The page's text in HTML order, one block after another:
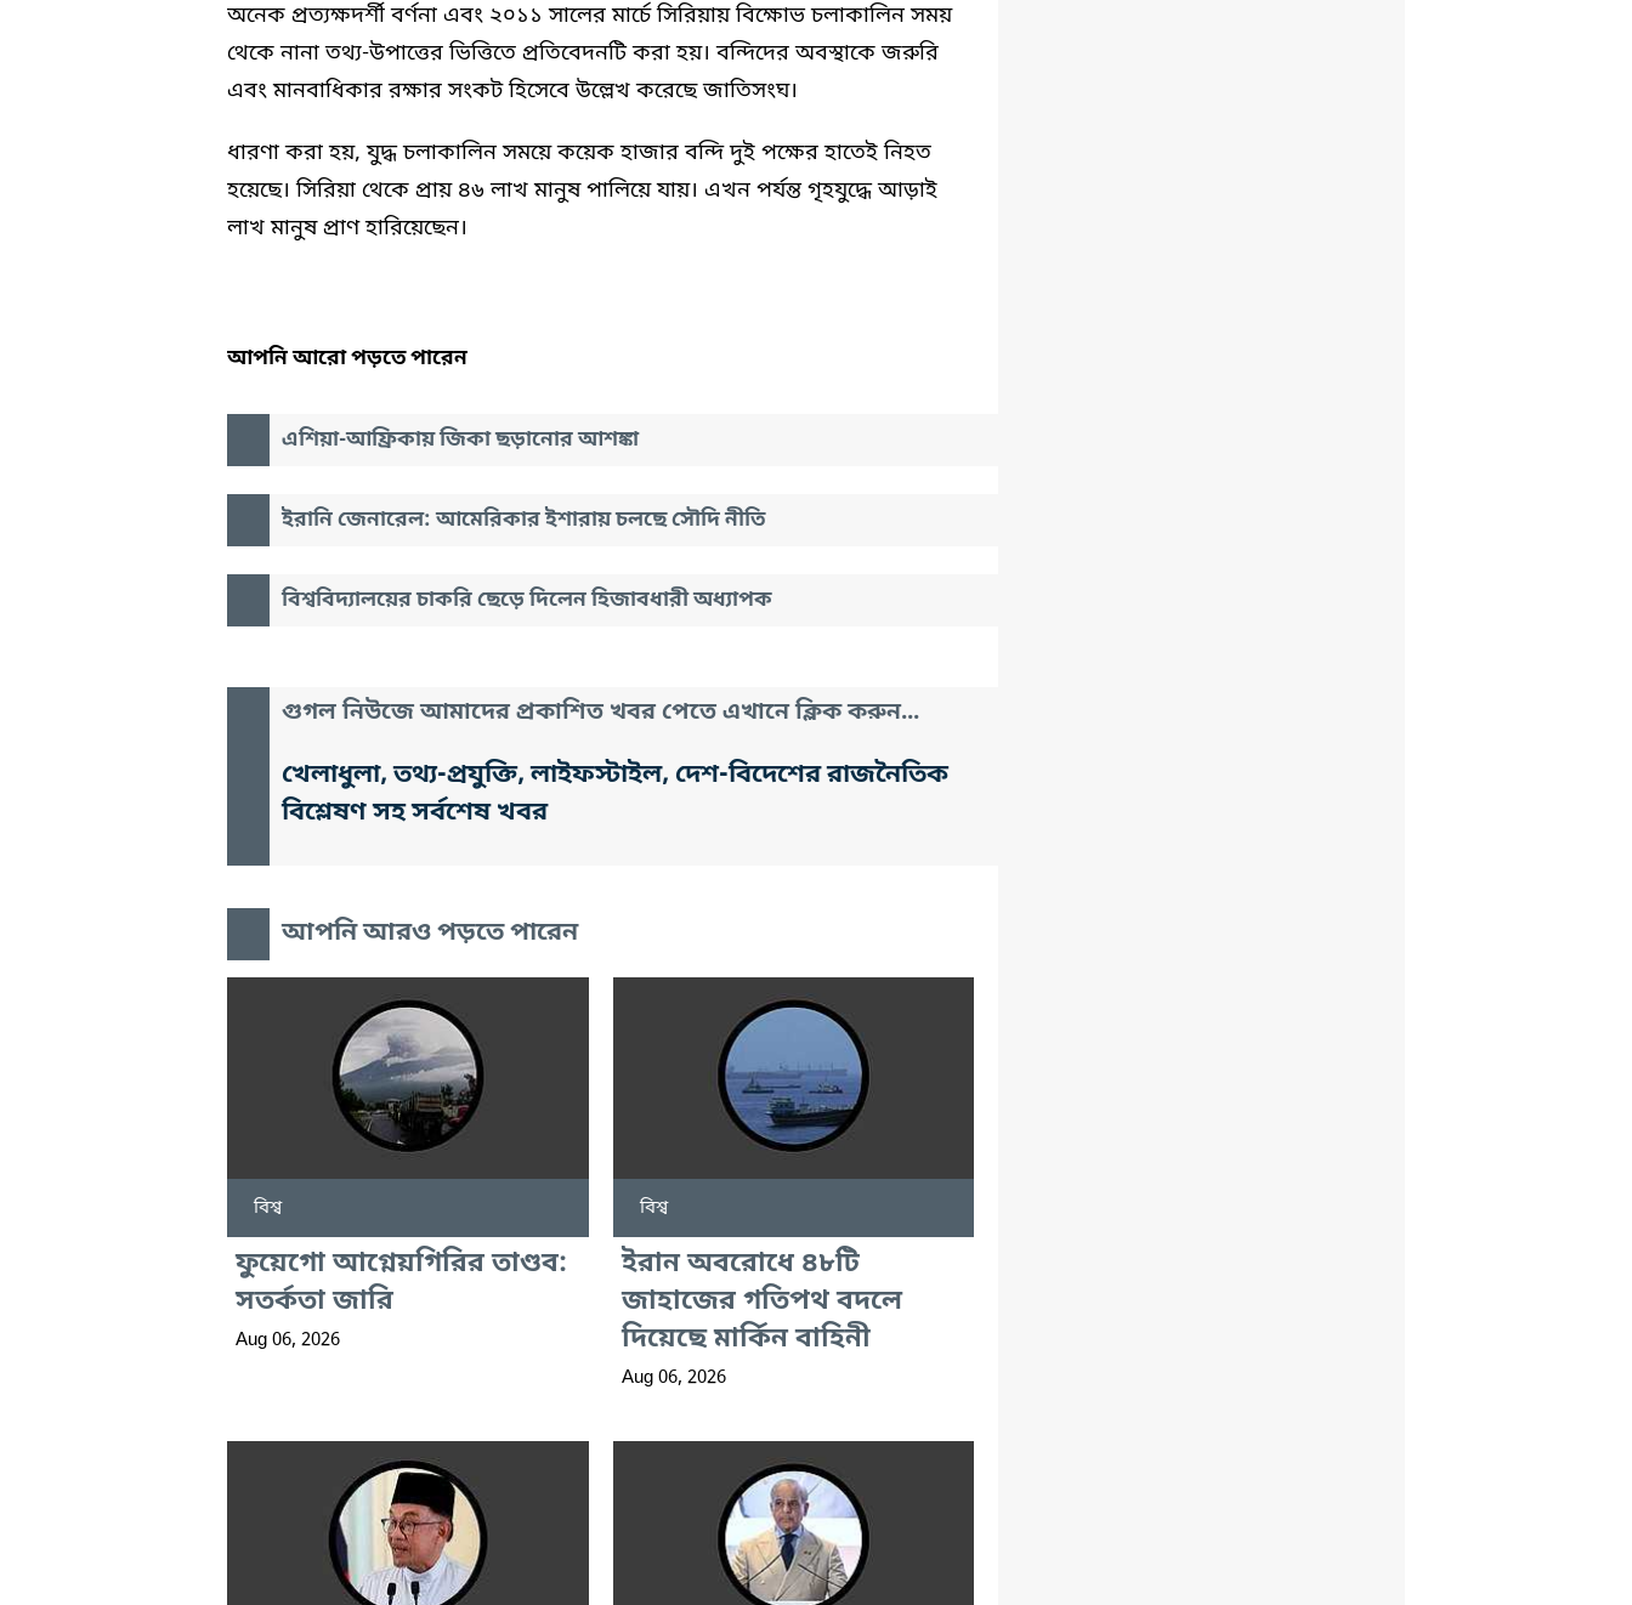
অনেক প্রত্যক্ষদর্শী বর্ণনা এবং ২০১১ সালের মার্চে সিরিয়ায় বিক্ষোভ চলাকালিন সময়
থেকে নানা তথ্য-উপাত্তের ভিত্তিতে প্রতিবেদনটি করা হয়। বন্দিদের অবস্থাকে জরুরি
এবং মানবাধিকার রক্ষার সংকট হিসেবে উল্লেখ করেছে জাতিসংঘ।
ধারণা করা হয়, যুদ্ধ চলাকালিন সময়ে কয়েক হাজার বন্দি দুই পক্ষের হাতেই নিহত
হয়েছে। সিরিয়া থেকে প্রায় ৪৬ লাখ মানুষ পালিয়ে যায়। এখন পর্যন্ত গৃহযুদ্ধে আড়াই
লাখ মানুষ প্রাণ হারিয়েছেন।
আপনি আরো পড়তে পারেন
এশিয়া-আফ্রিকায় জিকা ছড়ানোর আশঙ্কা
ইরানি জেনারেল: আমেরিকার ইশারায় চলছে সৌদি নীতি
বিশ্ববিদ্যালয়ের চাকরি ছেড়ে দিলেন হিজাবধারী অধ্যাপক
গুগল নিউজে আমাদের প্রকাশিত খবর পেতে এখানে ক্লিক করুন...
খেলাধুলা, তথ্য-প্রযুক্তি, লাইফস্টাইল, দেশ-বিদেশের রাজনৈতিক
বিশ্লেষণ সহ সর্বশেষ খবর
আপনি আরও পড়তে পারেন
বিশ্ব
ফুয়েগো আগ্নেয়গিরির তাণ্ডব:
সতর্কতা জারি
Aug 06, 2026
বিশ্ব
ইরান অবরোধে ৪৮টি
জাহাজের গতিপথ বদলে
দিয়েছে মার্কিন বাহিনী
Aug 06, 2026